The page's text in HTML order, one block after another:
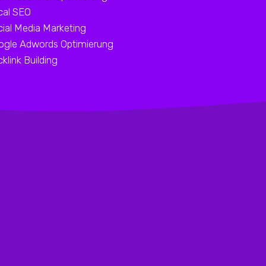
SEO
Media Marketing
Adwords Optimierung
Building